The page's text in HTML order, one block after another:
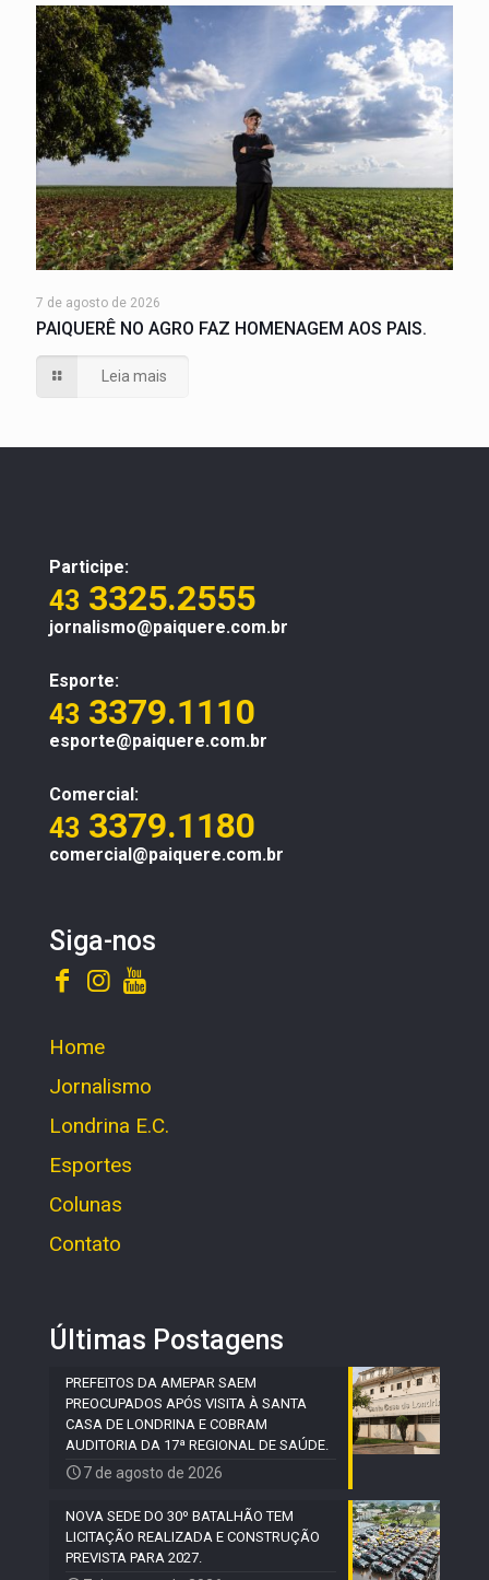
7 de agosto de 2026
PAIQUERÊ NO AGRO FAZ HOMENAGEM AOS PAIS.
Leia mais
Participe:
43 3325.2555
jornalismo@paiquere.com.br
Esporte:
43 3379.1110
esporte@paiquere.com.br
Comercial:
43 3379.1180
comercial@paiquere.com.br
Siga-nos
Home
Jornalismo
Londrina E.C.
Esportes
Colunas
Contato
Últimas Postagens
PREFEITOS DA AMEPAR SAEM
PREOCUPADOS APÓS VISITA À SANTA
CASA DE LONDRINA E COBRAM
AUDITORIA DA 17ª REGIONAL DE SAÚDE.
7 de agosto de 2026
NOVA SEDE DO 30º BATALHÃO TEM
LICITAÇÃO REALIZADA E CONSTRUÇÃO
PREVISTA PARA 2027.